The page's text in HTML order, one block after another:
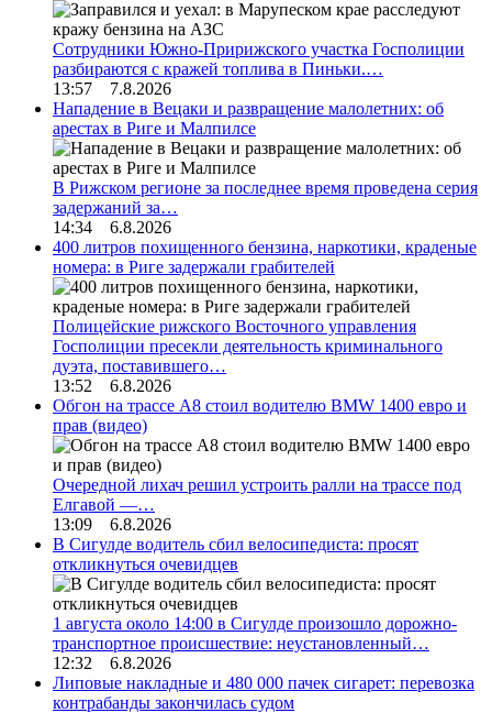
Сотрудники Южно-Пририжского участка Госполиции
разбираются с кражей топлива в Пиньки.…
13:57 7.8.2026
Нападение в Вецаки и развращение малолетних: об
арестах в Риге и Малпилсе
В Рижском регионе за последнее время проведена серия
задержаний за…
14:34 6.8.2026
400 литров похищенного бензина, наркотики, краденые
номера: в Риге задержали грабителей
Полицейские рижского Восточного управления
Госполиции пресекли деятельность криминального
дуэта, поставившего…
13:52 6.8.2026
Обгон на трассе А8 стоил водителю BMW 1400 евро и
прав (видео)
Очередной лихач решил устроить ралли на трассе под
Елгавой —…
13:09 6.8.2026
В Сигулде водитель сбил велосипедиста: просят
откликнуться очевидцев
1 августа около 14:00 в Сигулде произошло дорожно-
транспортное происшествие: неустановленный…
12:32 6.8.2026
Липовые накладные и 480 000 пачек сигарет: перевозка
контрабанды закончилась судом